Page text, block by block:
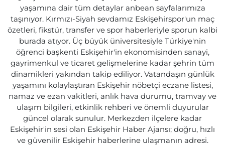
yaşamına dair tüm detaylar anbean sayfalarımıza
taşınıyor. Kırmızı-Siyah sevdamız Eskişehirspor'un maç
özetleri, fikstür, transfer ve spor haberleriyle sporun kalbi
burada atıyor. Üç büyük üniversitesiyle Türkiye'nin
öğrenci başkenti Eskişehir'in ekonomisinden sanayi,
gayrimenkul ve ticaret gelişmelerine kadar şehrin tüm
dinamikleri yakından takip ediliyor. Vatandaşın günlük
yaşamını kolaylaştıran Eskişehir nöbetçi eczane listesi,
namaz ve ezan vakitleri, anlık hava durumu, tramvay ve
ulaşım bilgileri, etkinlik rehberi ve önemli duyurular
güncel olarak sunulur. Merkezden ilçelere kadar
Eskişehir'in sesi olan Eskişehir Haber Ajansı; doğru, hızlı
ve güvenilir Eskişehir haberlerine ulaşmanın adresi.